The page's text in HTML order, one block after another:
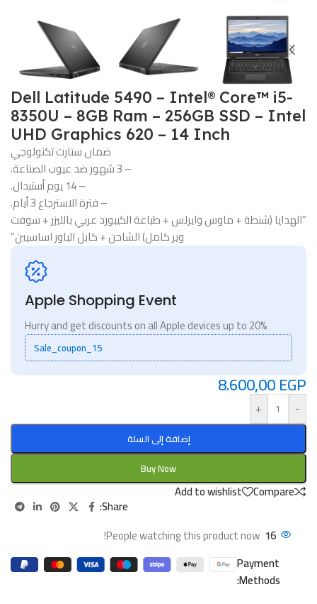
🖱️ ماوس
هدية
🔌 شاحن
لابتوب
⌨️ تعريب
كيبورد
اطلب
Dell Latitude 5490 – Intel® Core™ i5-
8350U – 8GB Ram – 256GB SSD – Intel
UHD Graphics 620 – 14 Inch
ضمان ستارت تكنولوجي
– 3 شهور ضد عيوب الصناعة.
– 14 يوم أستبدال.
– فترة الاسترجاع 3 أيام.
“الهدايا (شنطة + ماوس وايرلس + طباعة الكيبورد عربي بالليزر + سوفت
وير كامل) الشاحن + كابل الباور اساسيين”
Apple Shopping Event
Hurry and get discounts on all Apple devices up to 20%
Sale_coupon_15
8.600,00EGP
-
+
إضافة إلى السلة
Buy Now
Compare
Add to wishlist
Share:
16
People watching this product now!
Payment
Methods: